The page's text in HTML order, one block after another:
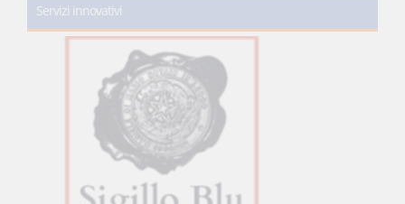
Servizi innovativi